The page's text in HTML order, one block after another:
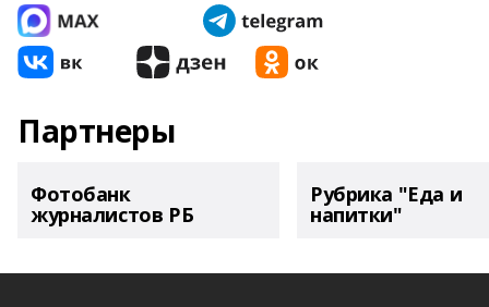
Партнеры
Фотобанк
журналистов РБ
Рубрика "Еда и
напитки"